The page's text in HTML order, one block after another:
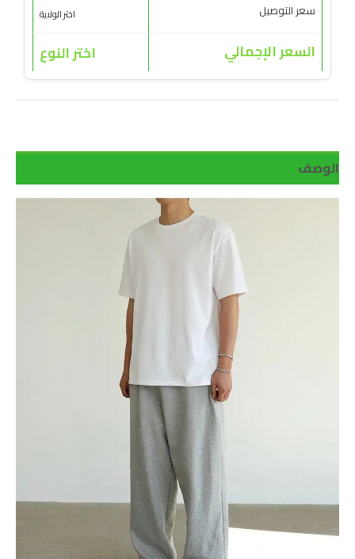
سعر التوصيل اختر الولاية
السعر الإجمالي اختر النوع
الوصف